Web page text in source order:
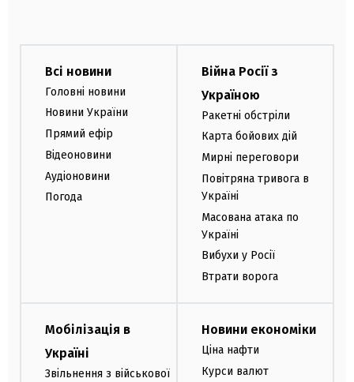
Всі новини
Головні новини
Новини України
Прямий ефір
Відеоновини
Аудіоновини
Погода
Війна Росії з
Україною
Ракетні обстріли
Карта бойових дій
Мирні переговори
Повітряна тривога в
Україні
Масована атака по
Україні
Вибухи у Росії
Втрати ворога
Мобілізація в
Україні
Звільнення з військової
Новини економіки
Ціна нафти
Курси валют